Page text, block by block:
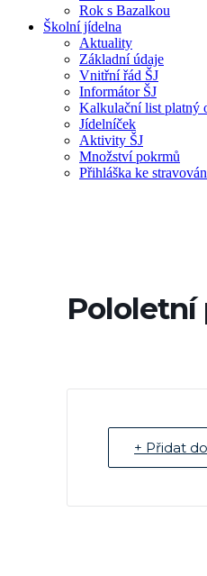
Rok s Bazalkou
Školní jídelna
Aktuality
Základní údaje
Vnitřní řád ŠJ
Informátor ŠJ
Kalkulační list platný
Jídelníček
Aktivity ŠJ
Množství pokrmů
Přihláška ke
Pololetní
+ Přidat